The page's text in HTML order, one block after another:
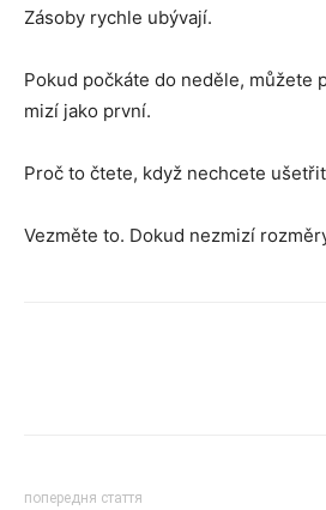
Zásoby rychle ubývají.
Pokud počkáte do neděle, můžete
mizí jako první.
Proč to čtete, když nechcete
Vezměte to. Dokud nezmizí
попередня стаття